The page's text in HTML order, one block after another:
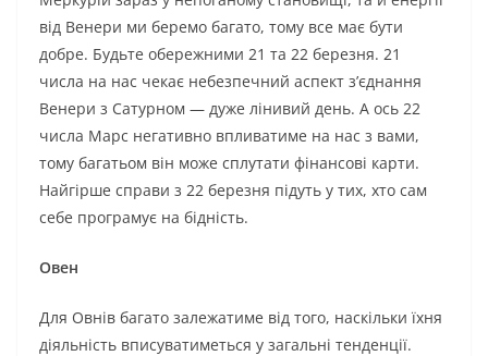
від Венери ми беремо багато, тому все має бути
добре. Будьте обережними 21 та 22 березня. 21
числа на нас чекає небезпечний аспект з’єднання
Венери з Сатурном — дуже лінивий день. А ось 22
числа Марс негативно впливатиме на нас з вами,
тому багатьом він може сплутати фінансові карти.
Найгірше справи з 22 березня підуть у тих, хто сам
себе програмує на бідність.
Овен
Для Овнів багато залежатиме від того, наскільки їхня
діяльність вписуватиметься у загальні тенденції.